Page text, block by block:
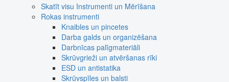
Skatīt visu Instrumenti un Mērīšana
Rokas instrumenti
Knaibles un pincetes
Darba galds un organizēšana
Darbnīcas palīgmateriāli
Skrūvgrieži un atvēršanas rīki
ESD un antistatika
Skrūvspīles un balsti